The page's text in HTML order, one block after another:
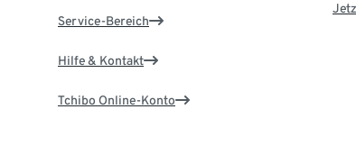
Service-Bereich
Hilfe & Kontakt
Tchibo Online-Konto